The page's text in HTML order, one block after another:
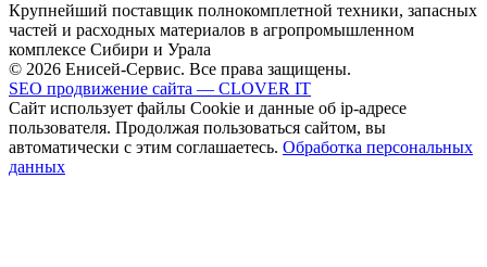
Крупнейший поставщик полнокомплетной техники, запасных
частей и расходных материалов в агропромышленном
комплексе Сибири и Урала
© 2026 Енисей-Сервис. Все права защищены.
SEO продвижение сайта — CLOVER IT
Сайт использует файлы Cookie и данные об ip-адресе
пользователя. Продолжая пользоваться сайтом, вы
автоматически с этим соглашаетесь. Обработка персональных
данных